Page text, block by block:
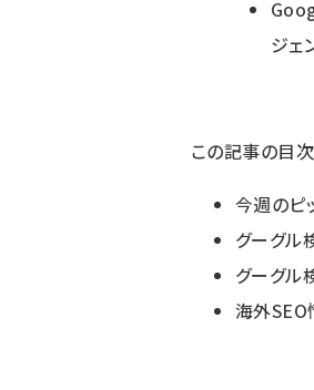
ジェ
この記事の目次
今週のピ
グーグ
グーグ
海外SEO